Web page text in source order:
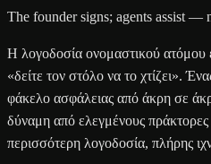
The founder signs; agents assist —
Η λογοδοσία ονομαστικού ατόμου
«δείτε τον στόλο να το χτίζει».
φάκελο ασφάλειας από άκρη σε
δύναμη από ελεγμένους πράκτορες
περισσότερη λογοδοσία, πλήρης